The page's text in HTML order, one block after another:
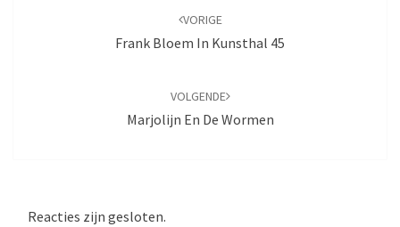
VORIGE
Frank Bloem In Kunsthal 45
VOLGENDE
Marjolijn En De Wormen
Reacties zijn gesloten.